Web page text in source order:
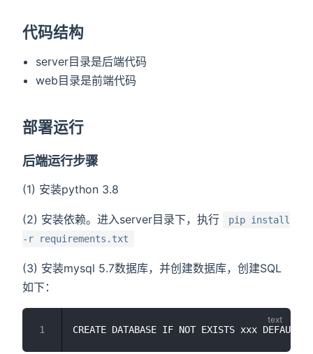
代码结构
server目录是后端代码
web目录是前端代码
部署运行
后端运行步骤
(1) 安装python 3.8
(2) 安装依赖。进入server目录下，执行
pip install
-r requirements.txt
(3) 安装mysql 5.7数据库，并创建数据库，创建SQL
如下：